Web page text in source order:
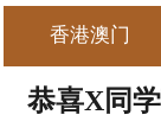
香港澳门
恭喜X同